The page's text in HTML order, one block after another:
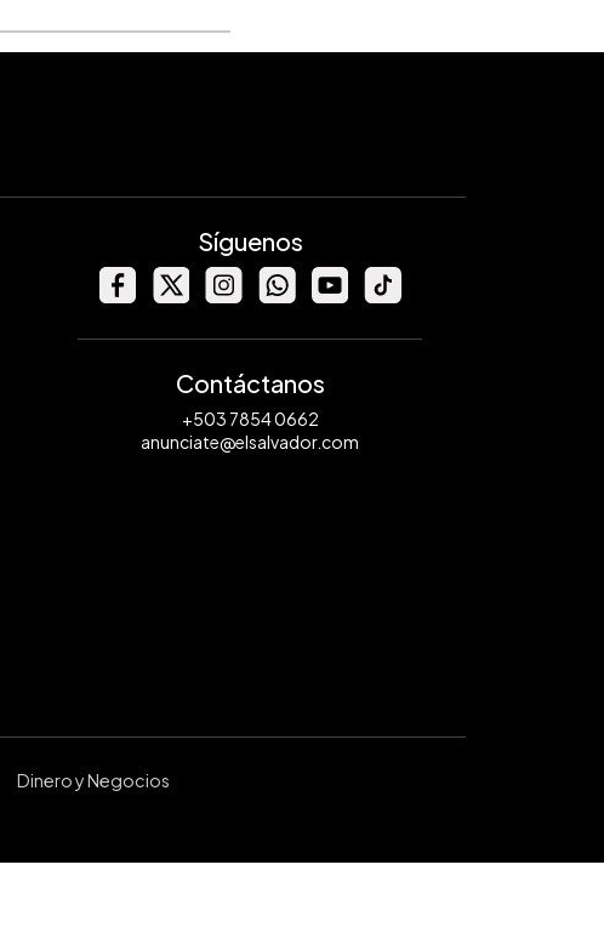
Síguenos
Contáctanos
+503 7854 0662
anunciate@elsalvador.com
Dinero y Negocios